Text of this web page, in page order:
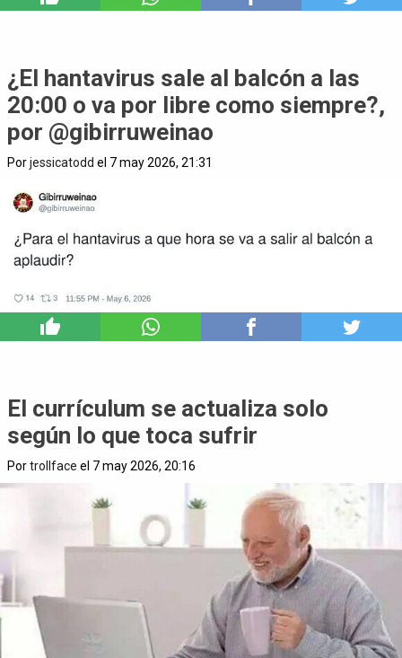
¿El hantavirus sale al balcón a las
20:00 o va por libre como siempre?,
por @gibirruweinao
Porjessicatodd el 7 may 2026, 21:31
El currículum se actualiza solo
según lo que toca sufrir
Portrollface el 7 may 2026, 20:16